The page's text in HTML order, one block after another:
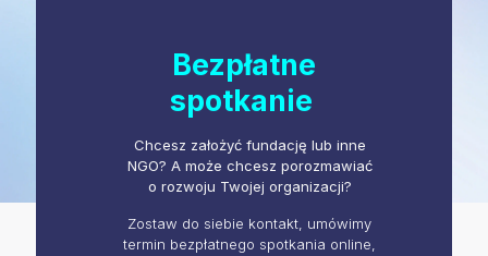
Bezpłatne
spotkanie
Chcesz założyć fundację lub inne
NGO? A może chcesz porozmawiać
o rozwoju Twojej organizacji?
Zostaw do siebie kontakt, umówimy
termin bezpłatnego spotkania online,